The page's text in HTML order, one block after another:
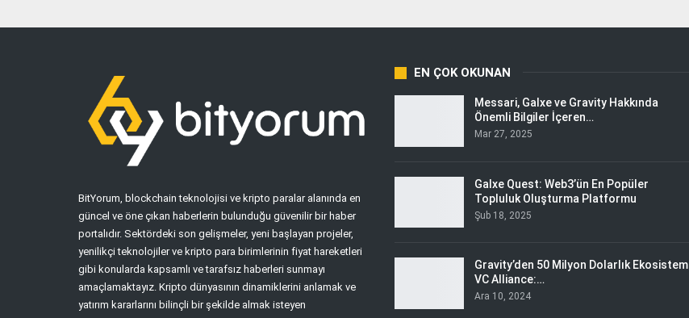
BitYorum, blockchain teknolojisi ve kripto paralar alanında en
güncel ve öne çıkan haberlerin bulunduğu güvenilir bir haber
portalıdır. Sektördeki son gelişmeler, yeni başlayan projeler,
yenilikçi teknolojiler ve kripto para birimlerinin fiyat hareketleri
gibi konularda kapsamlı ve tarafsız haberleri sunmayı
amaçlamaktayız. Kripto dünyasının dinamiklerini anlamak ve
yatırım kararlarını bilinçli bir şekilde almak isteyen
EN ÇOK OKUNAN
Messari, Galxe ve Gravity Hakkında
Önemli Bilgiler İçeren…
Mar 27, 2025
Galxe Quest: Web3’ün En Popüler
Topluluk Oluşturma Platformu
Şub 18, 2025
Gravity’den 50 Milyon Dolarlık Ekosistem
VC Alliance:…
Ara 10, 2024